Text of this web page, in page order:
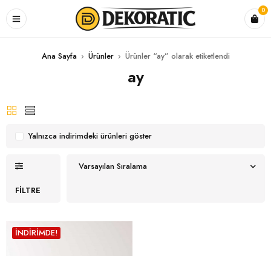
0
Ana Sayfa › Ürünler › Ürünler “ay” olarak etiketlendi
ay
FILTRE
Varsayılan Sıralama
Yalnızca indirimdeki ürünleri göster
İNDIRIMDE!